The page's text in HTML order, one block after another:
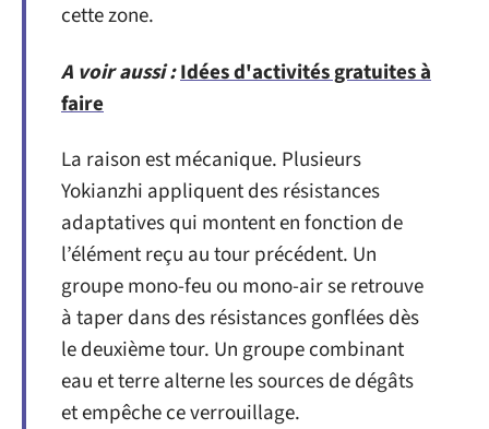
cette zone.
A voir aussi :Idées d'activités gratuites à
faire
La raison est mécanique. Plusieurs
Yokianzhi appliquent des résistances
adaptatives qui montent en fonction de
l’élément reçu au tour précédent. Un
groupe mono-feu ou mono-air se retrouve
à taper dans des résistances gonflées dès
le deuxième tour. Un groupe combinant
eau et terre alterne les sources de dégâts
et empêche ce verrouillage.